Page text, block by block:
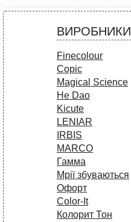
ВИРОБНИКИ
Finecolour
Copic
Magical Science
He Dao
Kicute
LENIAR
IRBIS
MARCO
Гамма
Мрії збуваються
Офорт
Сolor-It
Колорит Тон